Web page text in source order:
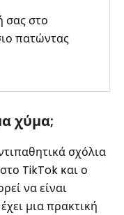
σας στο
πατώντας
χύμα;
σχόλια
TikTok και ο
να είναι
μια πρακτική